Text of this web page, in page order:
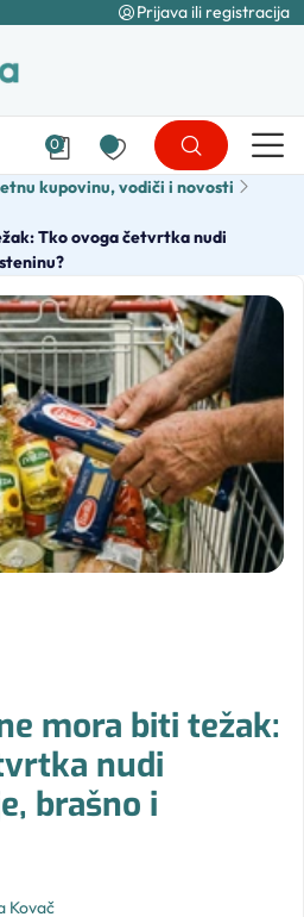
Prijava ili registracija
0
kupovinu, vodiči i novosti
Tko ovoga četvrtka nudi
mora biti težak:
nudi
brašno i
Kovač